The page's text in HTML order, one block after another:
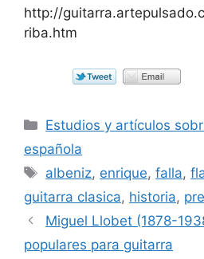
http://
riba.htm
Categorías
Estudios y artículos
española
Etiquetas
albeniz, enrique,falla,
guitarra clasica, historia,
Miguel Llobet (1878-
populares para guitarra